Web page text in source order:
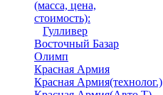
(масса, цена,
стоимость):
Гулливер
Восточный Базар
Олимп
Красная Армия
Красная Армия(технолог.)